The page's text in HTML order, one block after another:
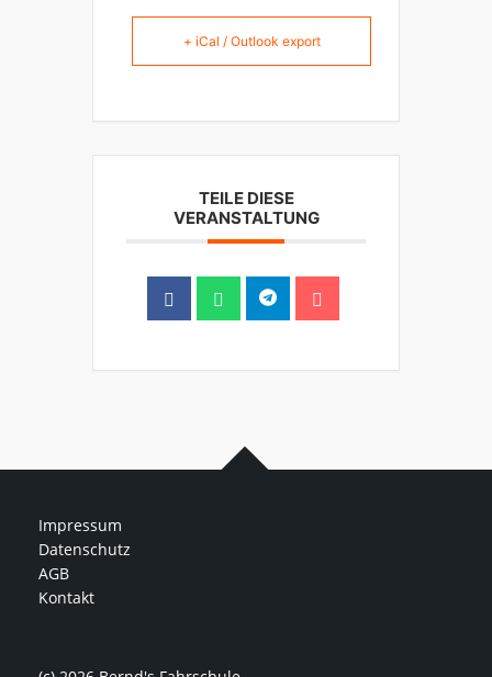
+ iCal / Outlook export
TEILE DIESE
VERANSTALTUNG
Impressum
Datenschutz
AGB
Kontakt